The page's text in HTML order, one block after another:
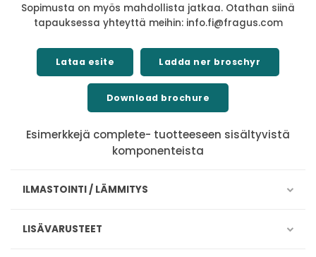
Sopimusta on myös mahdollista jatkaa. Otathan siinä
tapauksessa yhteyttä meihin: info.fi@fragus.com
Lataa esite Ladda ner broschyr
Download brochure
Esimerkkejä complete- tuotteeseen sisältyvistä
komponenteista
ILMASTOINTI / LÄMMITYS
LISÄVARUSTEET